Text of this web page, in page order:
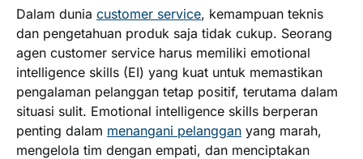
Dalam dunia customer service, kemampuan teknis
dan pengetahuan produk saja tidak cukup. Seorang
agen customer service harus memiliki emotional
intelligence skills (EI) yang kuat untuk memastikan
pengalaman pelanggan tetap positif, terutama dalam
situasi sulit. Emotional intelligence skills berperan
penting dalam menangani pelanggan yang marah,
mengelola tim dengan empati, dan menciptakan